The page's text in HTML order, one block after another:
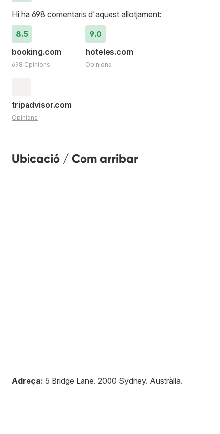
Hi ha 698 comentaris d'aquest allotjament:
8.5
booking.com
698 Opinions
9.0
hoteles.com
Opinions
tripadvisor.com
Opinions
Ubicació / Com arribar
Adreça: 5 Bridge Lane. 2000 Sydney. Austràlia.